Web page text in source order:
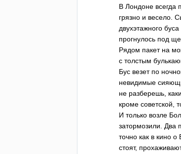
В Лондоне всегда
грязно и весело.
двухэтажного буса
прогнулось под
Рядом пакет на
с толстым
Бус везет по
невидимые
не разберешь,
кроме советской,
И только возле
затормозили. Два
точно как в кино о
стоят,